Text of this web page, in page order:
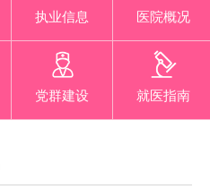
执业信息 医院概况
党群建设 就医指南